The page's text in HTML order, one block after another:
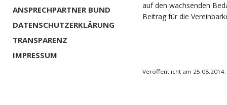
ANSPRECHPARTNER BUND
DATENSCHUTZERKLÄRUNG
TRANSPARENZ
IMPRESSUM
auf den wachsenden
Beitrag für die
Veröffentlicht am 25.08.2014.